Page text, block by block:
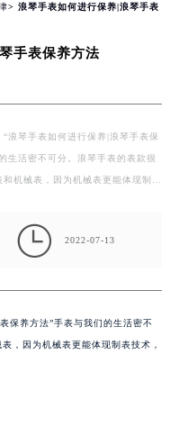
> 浪琴手表如何进行保养|浪琴手表
手表保养方法
浪琴手表如何进行保养|浪琴手表保
生活密不可分。浪琴手表的表款很
机械表，因为机械表更能体现制表
 2022-07-13
保养方法”手表与我们的生活密不
，因为机械表更能体现制表技术，